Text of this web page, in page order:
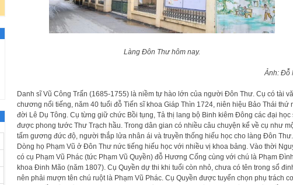
Làng Đôn Thư hôm nay.
Ảnh: Đỗ
Danh sĩ Vũ Công Trấn (1685-1755) là niềm tự hào lớn của người Đôn Thư. Cụ có tài
chương nổi tiếng, năm 40 tuổi đỗ Tiến sĩ khoa Giáp Thìn 1724, niên hiệu Bảo Thái thứ
đời Lê Dụ Tông. Cụ từng giữ chức Bồi tụng, Tả thị lang bộ Binh kiêm Đông các đại học
được phong tước Thư Trạch hầu. Trong dân gian có nhiều câu chuyện kể về cụ như
tấm gương đức độ, người thắp lửa nhân ái và truyền thống hiếu học cho làng Đôn Thư.
Dòng họ Phạm Vũ ở Đôn Thư nức tiếng hiếu học với nhiều vị khoa bảng. Vào thời
có cụ Phạm Vũ Phác (tức Phạm Vũ Quyền) đỗ Hương Cống cùng với chú là Phạm
khoa Đinh Mão (năm 1807). Cụ Quyền dự thi khi tuổi còn nhỏ, chưa có tên trong sổ
nên phải mượn tên chú ruột là Phạm Vũ Phác. Cụ Quyền được tuyển chọn phụ trách